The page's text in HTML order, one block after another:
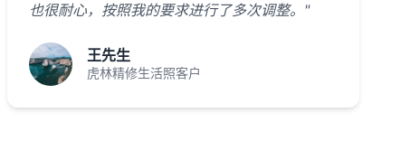
也很耐心，按照我的要求进行了多次调整。"
王先生
虎林精修生活照客户